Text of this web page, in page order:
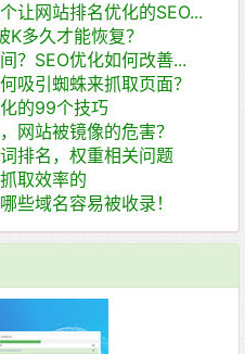
让网站排名优化的SEO...
多久才能恢复？
？SEO优化如何改善...
吸引蜘蛛来抓取页面？
的99个技巧
网站被镜像的危害？
排名，权重相关问题
取效率的
些域名容易被收录！